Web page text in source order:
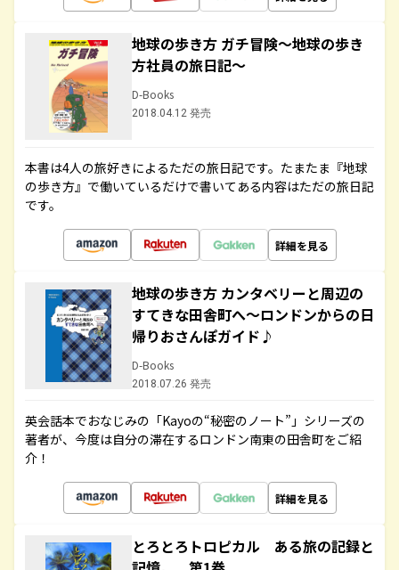
地球の歩き方 ガチ冒険～地球の歩き
方社員の旅日記～
D-Books
2018.04.12 発売
本書は4人の旅好きによるただの旅日記です。たまたま『地球
の歩き方』で働いているだけで書いてある内容はただの旅日記
です。
詳細を見る
地球の歩き方 カンタベリーと周辺の
すてきな田舎町へ～ロンドンからの日
帰りおさんぽガイド♪
D-Books
2018.07.26 発売
英会話本でおなじみの「Kayoの“秘密のノート”」シリーズの
著者が、今度は自分の滞在するロンドン南東の田舎町をご紹
介！
詳細を見る
とろとろトロピカル ある旅の記録と